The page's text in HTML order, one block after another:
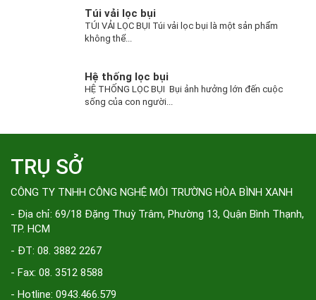
Túi vải lọc bụi
TÚI VẢI LỌC BỤI Túi vải lọc bụi là một sản phẩm
không thể...
Hệ thống lọc bụi
HỆ THỐNG LỌC BỤI Bụi ảnh hưởng lớn đến cuộc
sống của con người...
TRỤ SỞ
CÔNG TY TNHH CÔNG NGHỆ MÔI TRƯỜNG HÒA BÌNH XANH
- Địa chỉ: 69/18 Đặng Thuỳ Trâm, Phường 13, Quận Bình Thạnh,
TP. HCM
- ĐT: 08. 3882 2267
- Fax: 08. 3512 8588
- Hotline: 0943.466.579